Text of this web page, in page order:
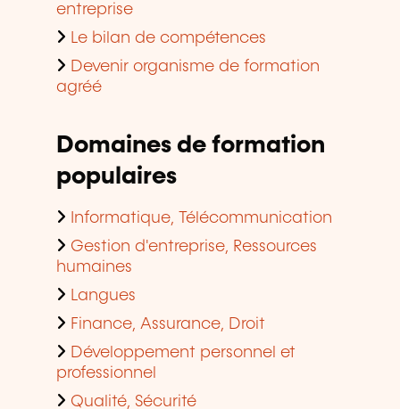
entreprise
Le bilan de compétences
Devenir organisme de formation
agréé
Domaines de formation
populaires
Informatique, Télécommunication
Gestion d'entreprise, Ressources
humaines
Langues
Finance, Assurance, Droit
Développement personnel et
professionnel
Qualité, Sécurité